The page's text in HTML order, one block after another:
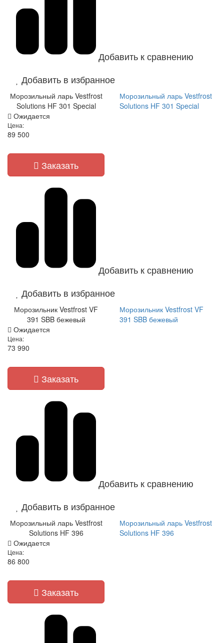
Добавить к сравнению
Добавить в избранное
Морозильный ларь Vestfrost
Solutions HF 301 Special
Морозильный ларь Vestfrost
Solutions HF 301 Special
Ожидается
Цена:
89 500
Заказать
Добавить к сравнению
Добавить в избранное
Морозильник Vestfrost VF
391 SBB бежевый
Морозильник Vestfrost VF
391 SBB бежевый
Ожидается
Цена:
73 990
Заказать
Добавить к сравнению
Добавить в избранное
Морозильный ларь Vestfrost
Solutions HF 396
Морозильный ларь Vestfrost
Solutions HF 396
Ожидается
Цена:
86 800
Заказать